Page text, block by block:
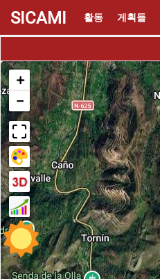
SICAMI 활동 게획들
+
−